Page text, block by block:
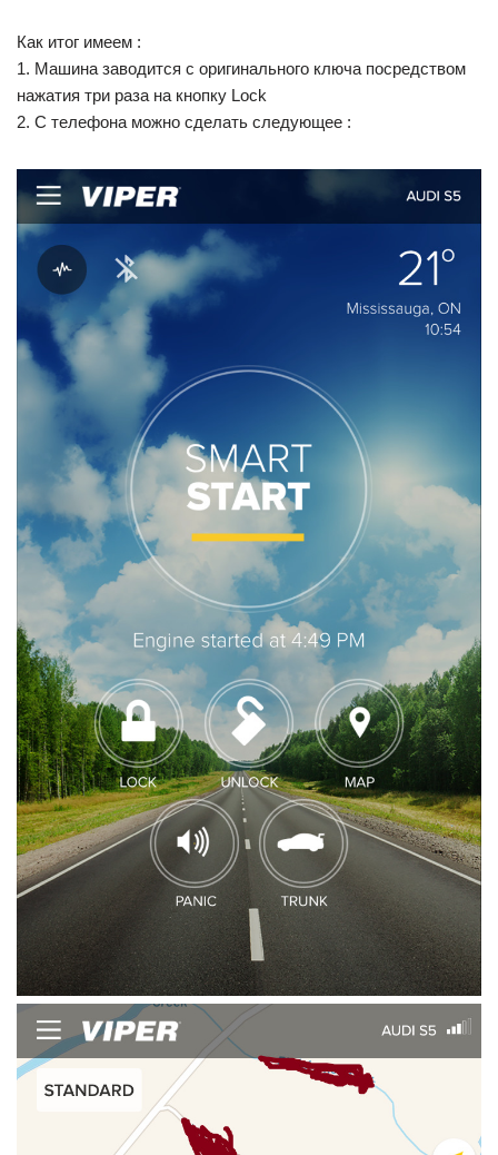
Как итог имеем :
1. Машина заводится с оригинального ключа посредством
нажатия три раза на кнопку Lock
2. С телефона можно сделать следующее :